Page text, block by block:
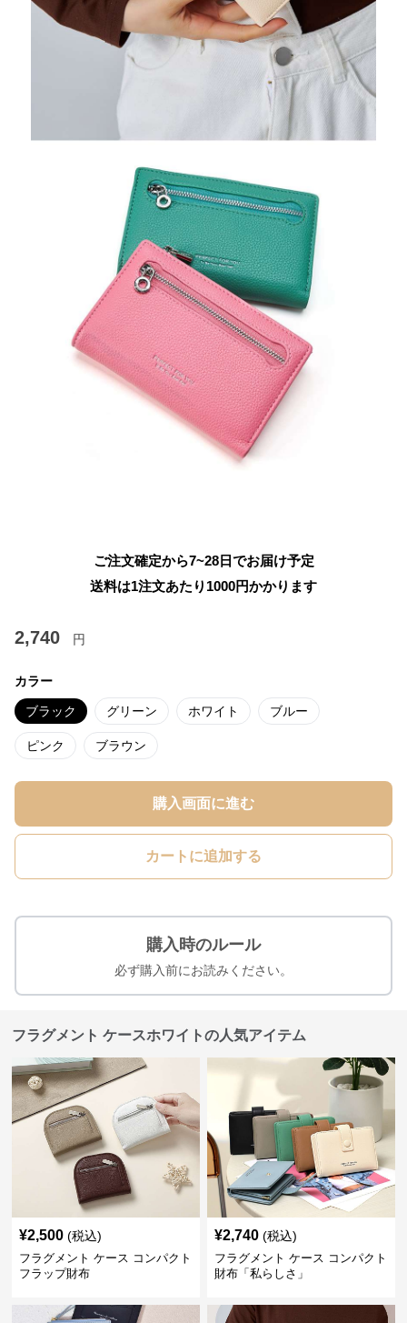
ご注文確定から7~28日でお届け予定
送料は1注文あたり 1000円かかります
2,740 円
カラー
ブラック グリーン ホワイト ブルー
ピンク ブラウン
購入画面に進む
カートに追加する
購入時のルール
必ず購入前にお読みください。
フラグメント ケースホワイトの人気アイテム
¥2,500 (税込)
フラグメント ケース コンパクト
フラップ財布
¥2,740 (税込)
フラグメント ケース コンパクト
財布「私らしさ」